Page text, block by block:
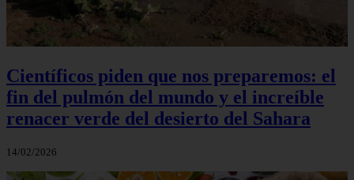
Científicos piden que nos preparemos: el
fin del pulmón del mundo y el increíble
renacer verde del desierto del Sahara
14/02/2026